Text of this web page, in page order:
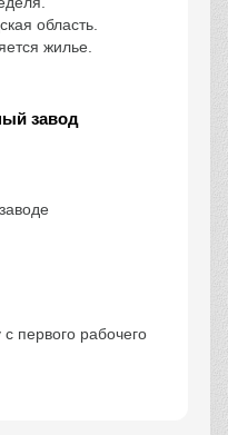
область.
жилье.
завод
первого рабочего